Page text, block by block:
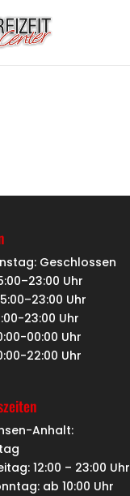
Geschlossen
Uhr
Uhr
23:00 Uhr
00:00 Uhr
22:00 Uhr
Anhalt:
12:00 – 23:00 Uhr
ab 10:00 Uhr